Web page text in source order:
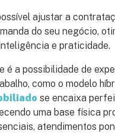
ajustar a
do seu negócio,
e praticidade.
é a possibilidade de
como o modelo
se encaixa
uma base física
atendimentos